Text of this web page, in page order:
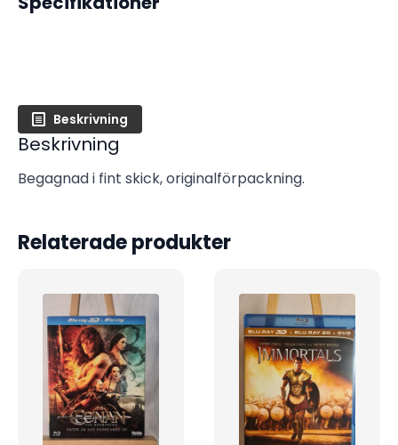
Beskrivning
Beskrivning
Begagnad i fint skick, originalförpackning.
Relaterade produkter